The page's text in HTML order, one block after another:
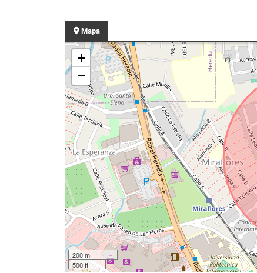
Mapa
+
−
200 m
500 ft